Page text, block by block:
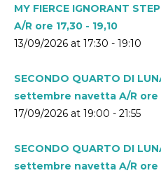
MY FIERCE IGNORANT
A/R ore 17,30 - 19,10
13/09/2026 at 17:30 - 19:10
SECONDO QUARTO DI
settembre navetta A/R ore
17/09/2026 at 19:00 - 21:55
SECONDO QUARTO DI
settembre navetta A/R ore